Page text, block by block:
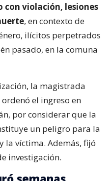
con violación, lesiones
, en contexto de
ilícitos perpetrados
pasado, en la comuna
la magistrada
ordenó el ingreso en
por considerar que la
un peligro para la
la víctima. Además, fijó
investigación.